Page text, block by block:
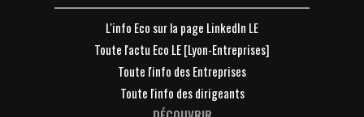
L'info Eco sur la page LinkedIn LE
Toute l'actu Eco LE [Lyon-Entreprises]
Toute l'info des Entreprises
Toute l'info des dirigeants